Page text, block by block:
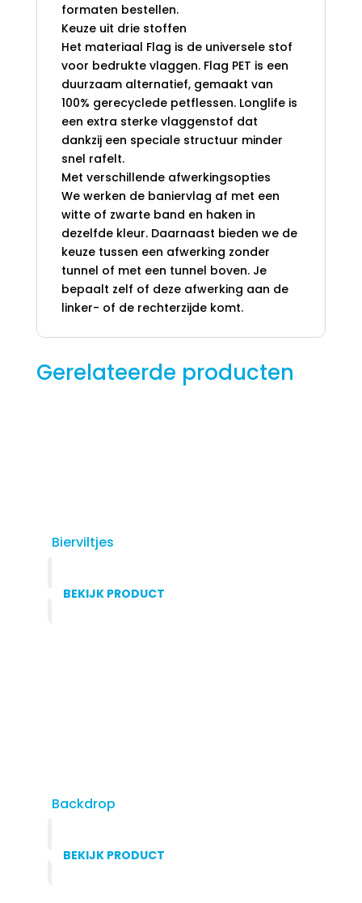
formaten bestellen.
Keuze uit drie stoffen
Het materiaal Flag is de universele stof
voor bedrukte vlaggen. Flag PET is een
duurzaam alternatief, gemaakt van
100% gerecyclede petflessen. Longlife is
een extra sterke vlaggenstof dat
dankzij een speciale structuur minder
snel rafelt.
Met verschillende afwerkingsopties
We werken de baniervlag af met een
witte of zwarte band en haken in
dezelfde kleur. Daarnaast bieden we de
keuze tussen een afwerking zonder
tunnel of met een tunnel boven. Je
bepaalt zelf of deze afwerking aan de
linker- of de rechterzijde komt.
Gerelateerde producten
Bierviltjes
BEKIJK PRODUCT
Backdrop
BEKIJK PRODUCT